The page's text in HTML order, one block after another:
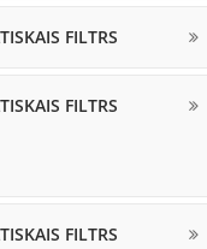
FILTRS
FILTRS
FILTRS